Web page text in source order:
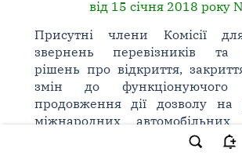
від 15 січня 2018 року
Присутні члени Комісії
звернень перевізників та
рішень про відкриття,
змін до функціонуючого
продовження дії дозволу на
міжнародних автомобільних
загального користування (далі